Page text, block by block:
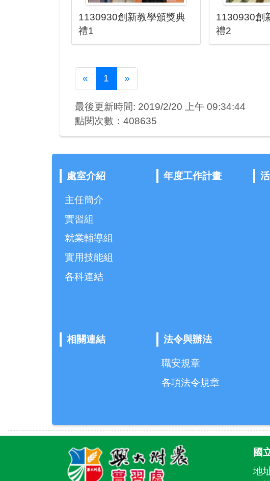
1130930創新教學頒獎典
禮1
1130930創
禮2
« Previous
1 »Next
最後更新時間: 2019/2/20 上午 09:34:44
點閱次數：408635
處室介紹
主任簡介
實習組
就業輔導組
實用技能組
各科連結
年度工作計畫
相關連結 法令與辦法
職安規章
各項法令規章
國
地